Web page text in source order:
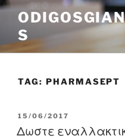
Skip
content
S
TAG: PHARMASEPT
POSTED
ON
15/06/2017
Δωστε